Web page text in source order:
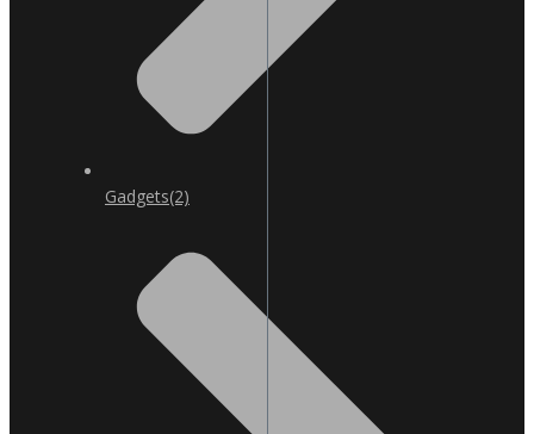
Gadgets(2)